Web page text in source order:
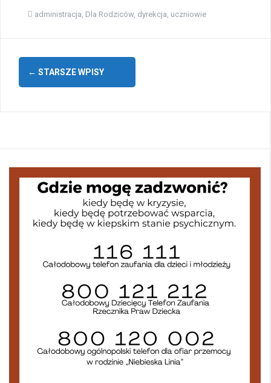
administracja Dla Rodziców, dyrekcja uczniowie
Nawigacja
po
← STARSZE WPISY